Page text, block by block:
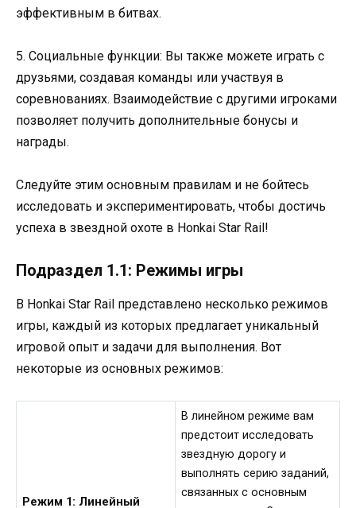
эффективным в битвах.
5. Социальные функции: Вы также можете играть с
друзьями, создавая команды или участвуя в
соревнованиях. Взаимодействие с другими игроками
позволяет получить дополнительные бонусы и
награды.
Следуйте этим основным правилам и не бойтесь
исследовать и экспериментировать, чтобы достичь
успеха в звездной охоте в Honkai Star Rail!
Подраздел 1.1: Режимы игры
В Honkai Star Rail представлено несколько режимов
игры, каждый из которых предлагает уникальный
игровой опыт и задачи для выполнения. Вот
некоторые из основных режимов:
Режим 1: Линейный
В линейном режиме вам
предстоит исследовать
звездную дорогу и
выполнять серию заданий,
связанных с основным